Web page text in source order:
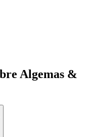
Algemas &